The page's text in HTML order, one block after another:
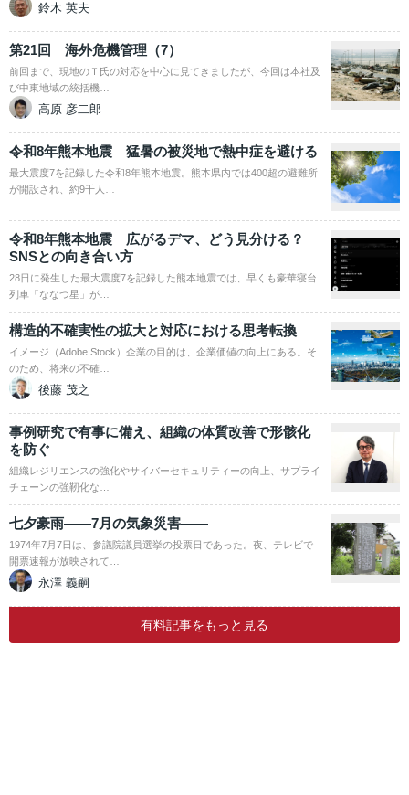
鈴木 英夫
第21回 海外危機管理（7）
前回まで、現地のＴ氏の対応を中心に見てきましたが、今回は本社及
び中東地域の統括機…
高原 彦二郎
令和8年熊本地震 猛暑の被災地で熱中症を避ける
最大震度7を記録した令和8年熊本地震。熊本県内では400超の避難所
が開設され、約9千人…
令和8年熊本地震 広がるデマ、どう見分ける？
SNSとの向き合い方
28日に発生した最大震度7を記録した熊本地震では、早くも豪華寝台
列車「ななつ星」が…
構造的不確実性の拡大と対応における思考転換
イメージ（Adobe Stock）企業の目的は、企業価値の向上にある。そ
のため、将来の不確…
後藤 茂之
事例研究で有事に備え、組織の体質改善で形骸化
を防ぐ
組織レジリエンスの強化やサイバーセキュリティーの向上、サプライ
チェーンの強靭化な…
七夕豪雨――7月の気象災害――
1974年7月7日は、参議院議員選挙の投票日であった。夜、テレビで
開票速報が放映されて…
永澤 義嗣
有料記事をもっと見る